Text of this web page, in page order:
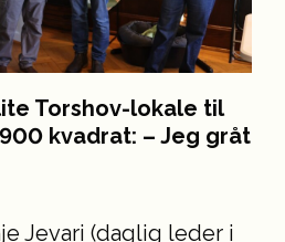
Torshov-lokale til
kvadrat: – Jeg gråt